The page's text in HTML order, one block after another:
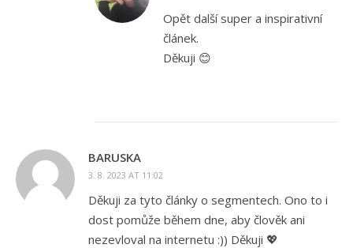
Opět další super a inspirativní
článek.
Děkuji 😊
BARUSKA
3. 8. 2023 AT 11:02
Děkuji za tyto články o segmentech. Ono to i
dost pomůže během dne, aby člověk ani
nezevloval na internetu :)) Děkuji 💖